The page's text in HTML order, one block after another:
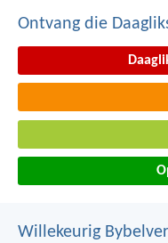
Ontvang die
Willekeurig